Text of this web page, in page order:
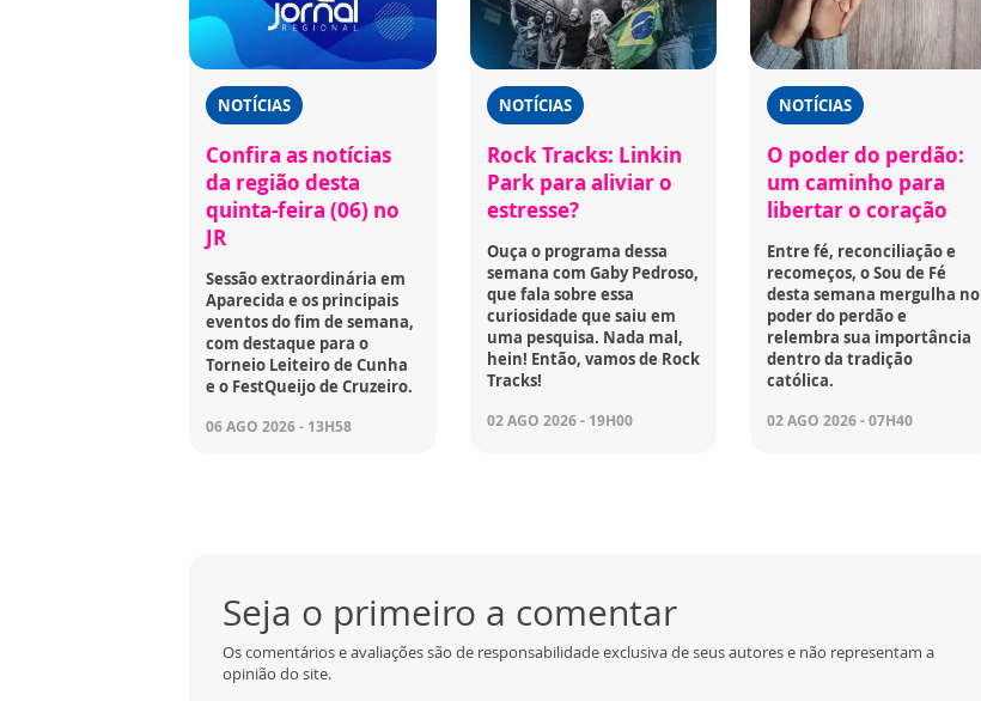
NOTÍCIAS
Confira as notícias
da região desta
quinta-feira (06) no
JR
Sessão extraordinária em
Aparecida e os principais
eventos do fim de semana,
com destaque para o
Torneio Leiteiro de Cunha
e o FestQueijo de Cruzeiro.
06 AGO 2026 - 13H58
NOTÍCIAS
Rock Tracks: Linkin
Park para aliviar o
estresse?
Ouça o programa dessa
semana com Gaby Pedroso,
que fala sobre essa
curiosidade que saiu em
uma pesquisa. Nada mal,
hein! Então, vamos de Rock
Tracks!
02 AGO 2026 - 19H00
NOTÍCIAS
O poder do perdão:
um caminho para
libertar o coração
Entre fé, reconciliação e
recomeços, o Sou de Fé
desta semana mergulha no
poder do perdão e
relembra sua importância
dentro da tradição
católica.
02 AGO 2026 - 07H40
Seja o primeiro a comentar
Os comentários e avaliações são de responsabilidade exclusiva de seus autores e não representam a
opinião do site.